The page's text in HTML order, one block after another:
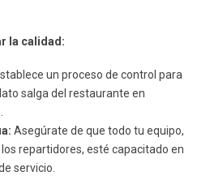
la calidad:
un proceso de control para
salga del restaurante en
Asegúrate de que todo tu equipo,
repartidores, esté capacitado en
servicio.